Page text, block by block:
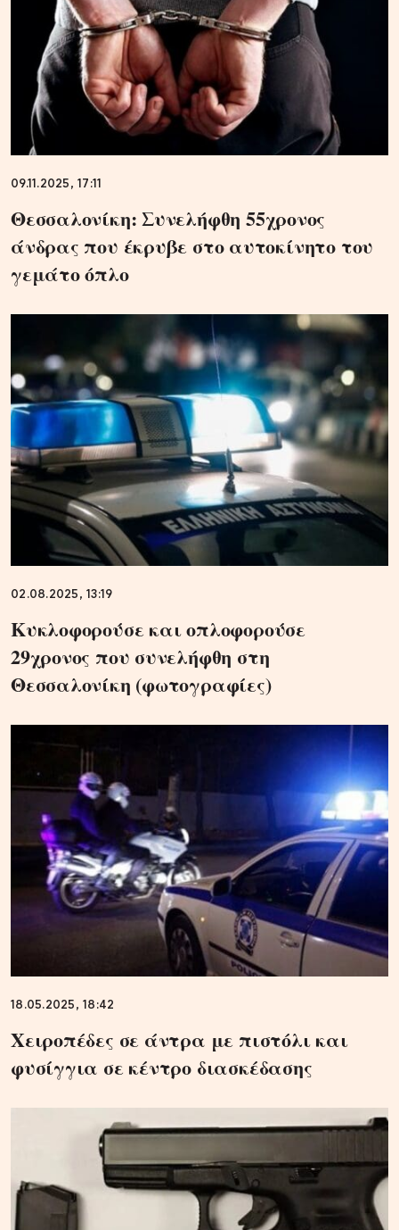
09.11.2025, 17:11
Θεσσαλονίκη: Συνελήφθη 55χρονος
άνδρας που έκρυβε στο αυτοκίνητο του
γεμάτο όπλο
02.08.2025, 13:19
Κυκλοφορούσε και οπλοφορούσε
29χρονος που συνελήφθη στη
Θεσσαλονίκη (φωτογραφίες)
18.05.2025, 18:42
Χειροπέδες σε άντρα με πιστόλι και
φυσίγγια σε κέντρο διασκέδασης